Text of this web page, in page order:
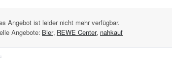
Angebot ist leider nicht mehr verfügbar.
Angebote: Bier, REWE Center, nahkauf